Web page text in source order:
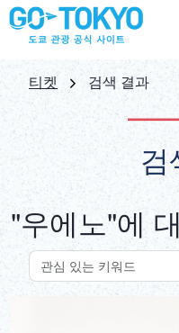
日本語
ENGLISH
中文(简体)
中文(繁體/正體)
티켓 검색 결과
검
"우에노"에
Search
키워드로 명소 검색